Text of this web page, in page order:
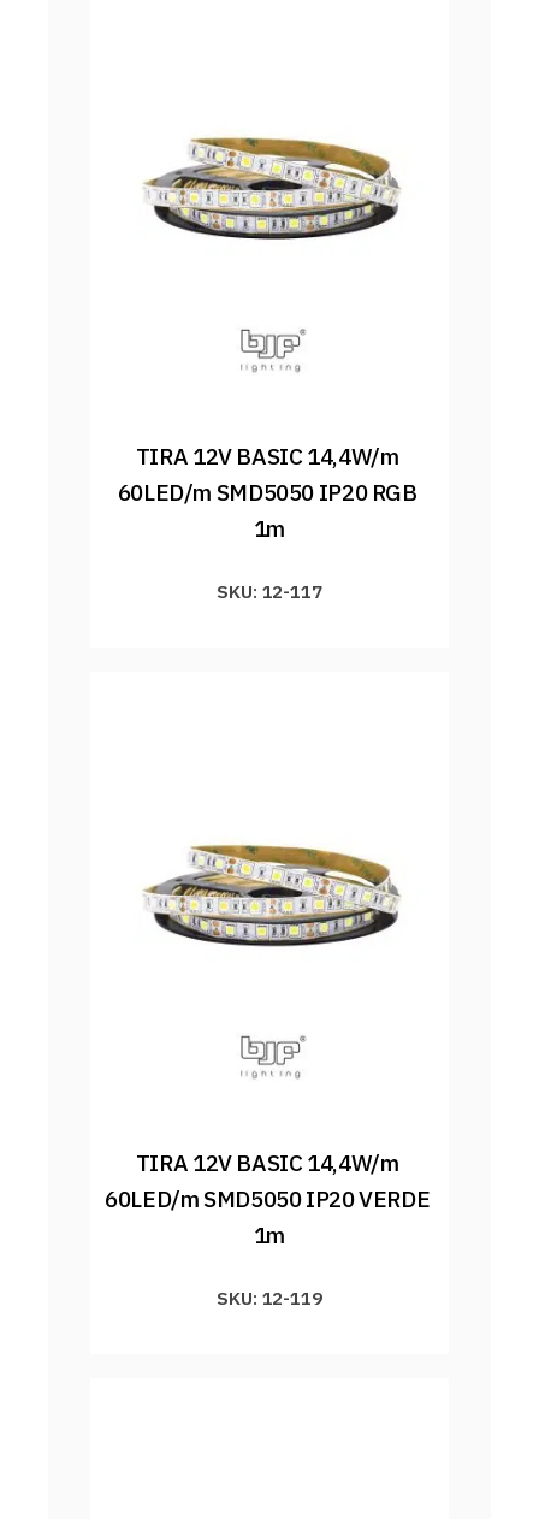
TIRA 12V BASIC 14,4W/m
60LED/m SMD5050 IP20 RGB
1m
SKU: 12-117
TIRA 12V BASIC 14,4W/m
60LED/m SMD5050 IP20 VERDE
1m
SKU: 12-119